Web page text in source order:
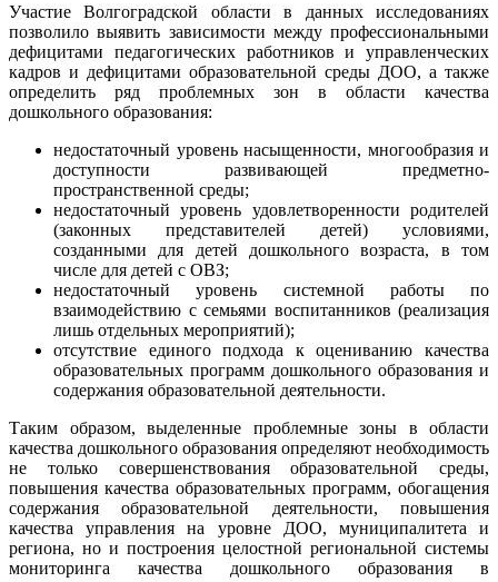
Участие Волгоградской области в данных исследованиях
позволило выявить зависимости между профессиональными
дефицитами педагогических работников и управленческих
кадров и дефицитами образовательной среды ДОО, а также
определить ряд проблемных зон в области качества
дошкольного образования:
недостаточный уровень насыщенности, многообразия и
доступности развивающей предметно-
пространственной среды;
недостаточный уровень удовлетворенности родителей
(законных представителей детей) условиями,
созданными для детей дошкольного возраста, в том
числе для детей с ОВЗ;
недостаточный уровень системной работы по
взаимодействию с семьями воспитанников (реализация
лишь отдельных мероприятий);
отсутствие единого подхода к оцениванию качества
образовательных программ дошкольного образования и
содержания образовательной деятельности.
Таким образом, выделенные проблемные зоны в области
качества дошкольного образования определяют необходимость
не только совершенствования образовательной среды,
повышения качества образовательных программ, обогащения
содержания образовательной деятельности, повышения
качества управления на уровне ДОО, муниципалитета и
региона, но и построения целостной региональной системы
мониторинга качества дошкольного образования в